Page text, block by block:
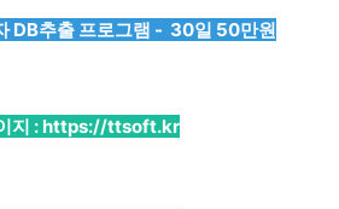
DB추출 프로그램 - 30일 50만원
지 :https://ttsoft.kr